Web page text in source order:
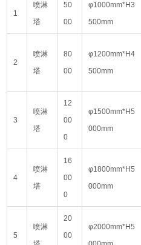
1
喷淋
塔
50
00
φ1000mm*H3
500mm
2
喷淋
塔
80
00
φ1200mm*H4
500mm
3
喷淋
塔
12
00
0
φ1500mm*H5
000mm
4
喷淋
塔
16
00
0
φ1800mm*H5
000mm
5
喷淋
20
00
φ2000mm*H5